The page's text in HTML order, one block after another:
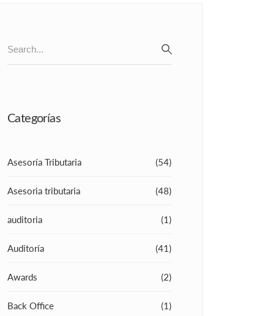
for:
Categorías
Asesoría Tributaria (54)
Asesoria tributaria (48)
auditoria (1)
Auditoría (41)
Awards (2)
Back Office (1)